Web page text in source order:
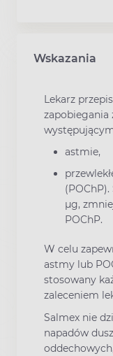
Wskazania
Lekarz
zapobiegania
astmie,
μg,
POChP.
W celu
astmy lub
stosowany
zaleceniem
Salmex nie
napadów